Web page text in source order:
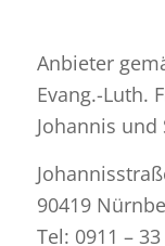
Anbieter
Evang.-Luth.
Johannis und
90419
Tel: 0911 –